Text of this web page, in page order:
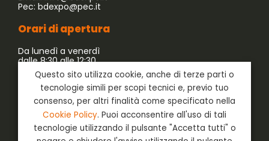
Pec: bdexpo@pec.it
Orari di apertura
Da lunedì a venerdì
dalle 8:30 alle 12:30
dalle 13:30 alle 17:30
Azienda associata a:
Questo sito utilizza cookie, anche di terze parti o
tecnologie simili per scopi tecnici e, previo tuo
consenso, per altri finalità come specificato nella
Cookie Policy. Puoi acconsentire all'uso di tali
tecnologie utilizzando il pulsante "Accetta tutti" o